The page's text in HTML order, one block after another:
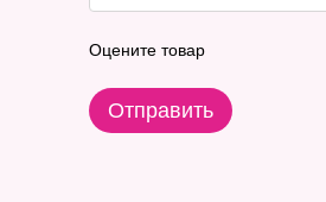
Оцените товар
Отправить